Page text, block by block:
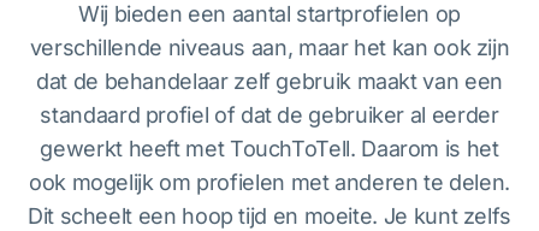
Wij bieden een aantal startprofielen op
verschillende niveaus aan, maar het kan ook zijn
dat de behandelaar zelf gebruik maakt van een
standaard profiel of dat de gebruiker al eerder
gewerkt heeft met TouchToTell. Daarom is het
ook mogelijk om profielen met anderen te delen.
Dit scheelt een hoop tijd en moeite. Je kunt zelfs